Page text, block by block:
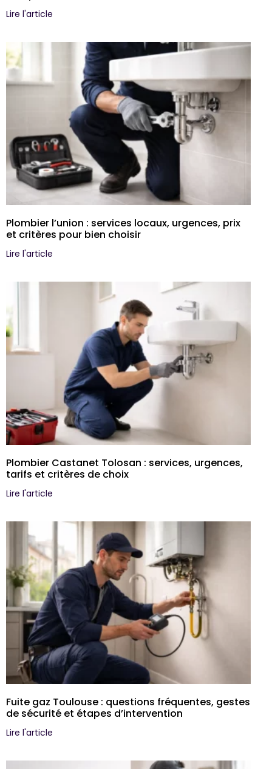
Lire l'article
Plombier l’union : services locaux, urgences, prix
et critères pour bien choisir
Lire l'article
Plombier Castanet Tolosan : services, urgences,
tarifs et critères de choix
Lire l'article
Fuite gaz Toulouse : questions fréquentes, gestes
de sécurité et étapes d’intervention
Lire l'article